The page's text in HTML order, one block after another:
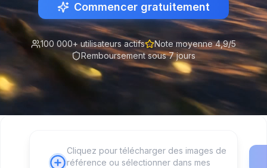
Commencer gratuitement
100 000+ utilisateurs actifs
Note moyenne 4,9/5
Remboursement sous 7 jours
Cliquez pour télécharger des images de
référence ou sélectionner dans mes